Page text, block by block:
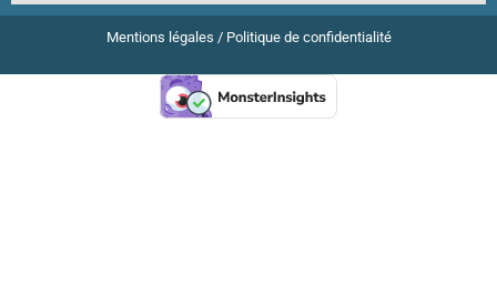
Mentions légales / Politique de confidentialité